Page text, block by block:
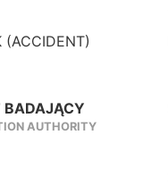
(ACCIDENT)
BADAJĄCY
AUTHORITY